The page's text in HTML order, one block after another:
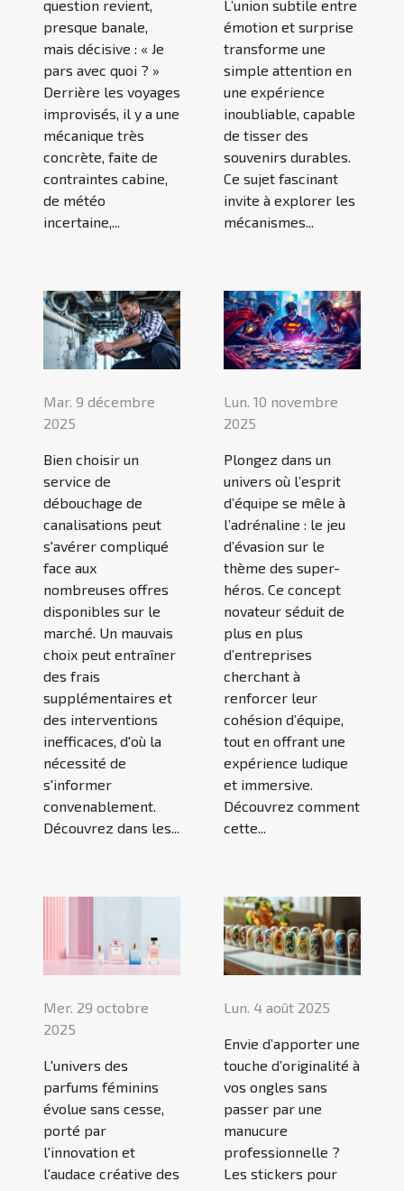
question revient,
presque banale,
mais décisive : « Je
pars avec quoi ? »
Derrière les voyages
improvisés, il y a une
mécanique très
concrète, faite de
contraintes cabine,
de météo
incertaine,...
L’union subtile entre
émotion et surprise
transforme une
simple attention en
une expérience
inoubliable, capable
de tisser des
souvenirs durables.
Ce sujet fascinant
invite à explorer les
mécanismes...
Mar. 9 décembre
2025
Bien choisir un
service de
débouchage de
canalisations peut
s'avérer compliqué
face aux
nombreuses offres
disponibles sur le
marché. Un mauvais
choix peut entraîner
des frais
supplémentaires et
des interventions
inefficaces, d'où la
nécessité de
s'informer
convenablement.
Découvrez dans les...
Lun. 10 novembre
2025
Plongez dans un
univers où l’esprit
d’équipe se mêle à
l’adrénaline : le jeu
d’évasion sur le
thème des super-
héros. Ce concept
novateur séduit de
plus en plus
d’entreprises
cherchant à
renforcer leur
cohésion d’équipe,
tout en offrant une
expérience ludique
et immersive.
Découvrez comment
cette...
Mer. 29 octobre
2025
L'univers des
parfums féminins
évolue sans cesse,
porté par
l'innovation et
l'audace créative des
Lun. 4 août 2025
Envie d’apporter une
touche d’originalité à
vos ongles sans
passer par une
manucure
professionnelle ?
Les stickers pour